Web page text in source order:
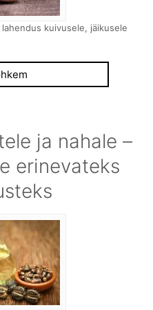
kuivusele, jäikusele
ja nahale –
erinevateks